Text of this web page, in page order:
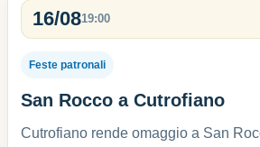
16/0819:00
Feste patronali
San Rocco a Cutrofiano
Cutrofiano rende omaggio a San